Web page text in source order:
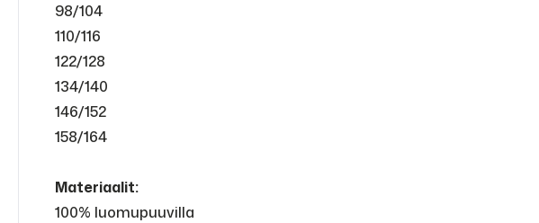
98/104
110/116
122/128
134/140
146/152
158/164
Materiaalit:
100% luomupuuvilla